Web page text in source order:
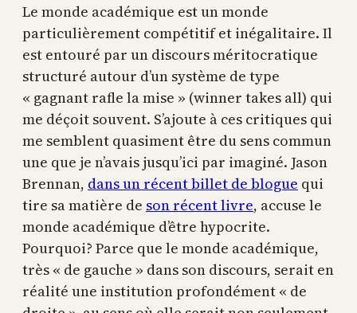
Le monde académique est un monde
particulièrement compétitif et inégalitaire. Il
est entouré par un discours méritocratique
structuré autour d’un système de type
« gagnant rafle la mise » (winner takes all) qui
me déçoit souvent. S’ajoute à ces critiques qui
me semblent quasiment être du sens commun
une que je n’avais jusqu’ici par imaginé. Jason
Brennan, dans un récent billet de blogue qui
tire sa matière de son récent livre, accuse le
monde académique d’être hypocrite.
Pourquoi? Parce que le monde académique,
très « de gauche » dans son discours, serait en
réalité une institution profondément « de